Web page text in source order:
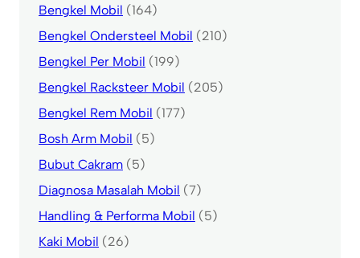
Bengkel Mobil (164)
Bengkel Ondersteel Mobil (210)
Bengkel Per Mobil (199)
Bengkel Racksteer Mobil (205)
Bengkel Rem Mobil (177)
Bosh Arm Mobil (5)
Bubut Cakram (5)
Diagnosa Masalah Mobil (7)
Handling & Performa Mobil (5)
Kaki Mobil (26)